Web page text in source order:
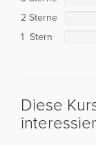
2 Sterne
1 Stern
Diese